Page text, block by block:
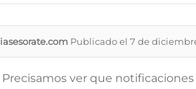
iasesorate.com Publicado el 7 de
Precisamos ver que